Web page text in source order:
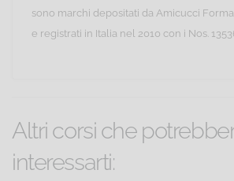
sono marchi depositati da Amicucci
e registrati in Italia nel 2010 con i Nos.
Altri corsi che
interessarti: